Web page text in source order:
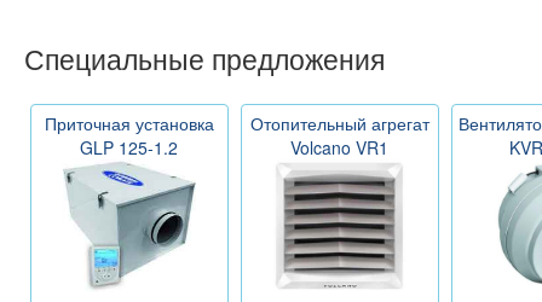
Специальные предложения
Приточная установка
GLP 125-1.2
Отопительный агрегат
Volcano VR1